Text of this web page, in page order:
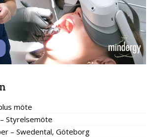
möte
Styrelsemöte
– Swedental, Göteborg